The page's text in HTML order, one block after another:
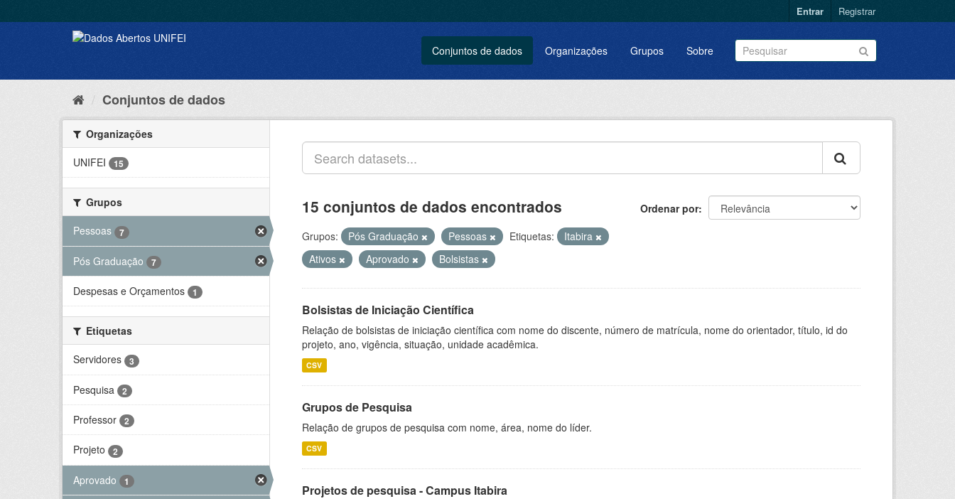
Entrar Registrar
Conjuntos de dados Organizações Grupos Sobre
Conjuntos de dados
Organizações
UNIFEI
15
Grupos
Pessoas
7
Pós Graduação 7
Despesas e Orçamentos 1
Etiquetas
Servidores
3
Pesquisa 2
Professor 2
Projeto 2
Aprovado 1
Ordenar por
15 conjuntos de dados encontrados
Grupos: Pós Graduação Pessoas Etiquetas:
Itabira
Ativos
Aprovado Bolsistas
Bolsistas de Iniciação Científica
Relação de bolsistas de iniciação científica com nome do discente, número de matrícula, nome do orientador, título, id do
projeto, ano, vigência, situação, unidade acadêmica.
CSV
Grupos de Pesquisa
Relação de grupos de pesquisa com nome, área, nome do líder.
CSV
Projetos de pesquisa - Campus Itabira